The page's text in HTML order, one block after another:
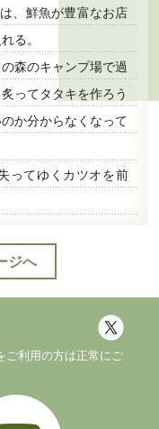
、鮮魚が豊富なお店
る。
森のキャンプ場で過
ってタタキを作ろう
か分からなくなって
ってゆくカツオを前
ジへ
ご利用の方は正常にご